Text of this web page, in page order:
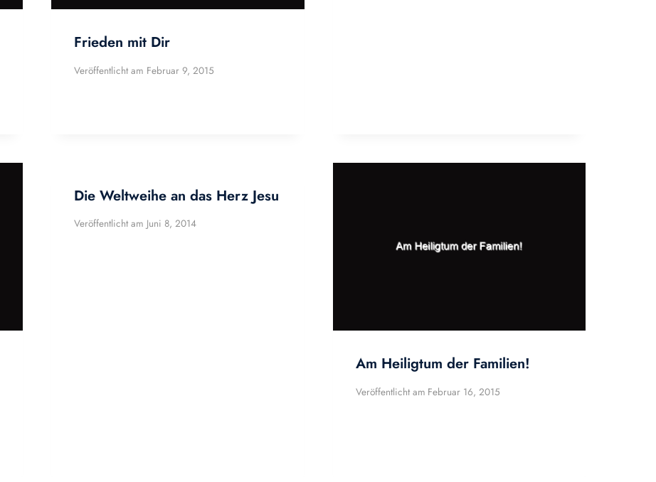
Frieden mit Dir
Veröffentlicht am Februar 9, 2015
Die Weltweihe an das Herz Jesu
Veröffentlicht am Juni 8, 2014
Am Heiligtum der Familien!
Veröffentlicht am Februar 16, 2015